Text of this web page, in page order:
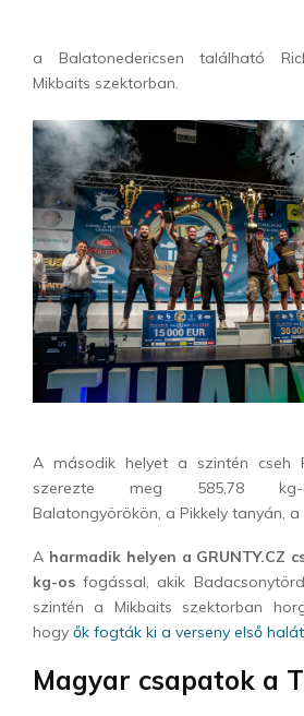
a Balatonedericsen található
Mikbaits szektorban.
A második helyet a szintén cseh
szerezte meg 585,78 kg-
Balatongyörökön, a Pikkely tanyán,
A harmadik helyen a GRUNTY.CZ
kg-os fogással, akik
szintén a Mikbaits szektorban
hogy ők fogták ki a verseny első
Magyar csapatok a